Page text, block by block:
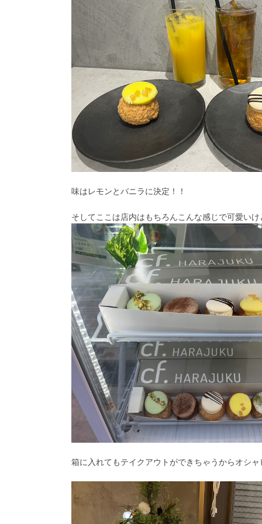
味はレモンとバニラに決定！！
そしてここは店内はもちろんこんな感じで可愛いけ
箱に入れてもテイクアウトができちゃうからオシ